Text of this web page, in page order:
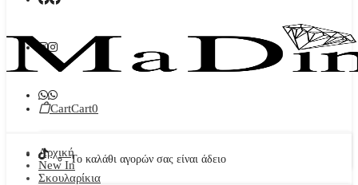
CartCart0
Το καλάθι αγορών σας είναι άδειο
Αρχική
New In
Σκουλαρίκια